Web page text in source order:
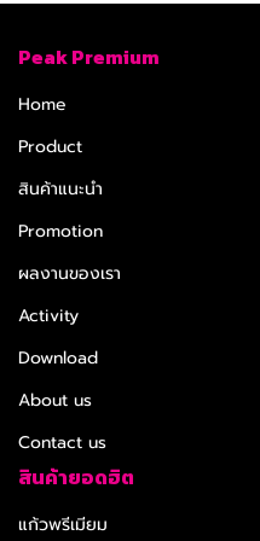
Peak Premium
Home
Product
สินค้าแนะนำ
Promotion
ผลงานของเรา
Activity
Download
About us
Contact us
สินค้ายอดฮิต
แก้วพรีเมียม